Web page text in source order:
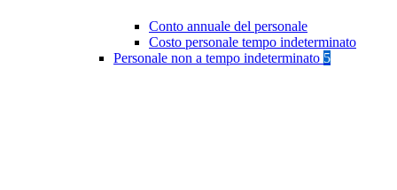
Conto annuale del personale
Costo personale tempo indeterminato
Personale non a tempo indeterminato 5